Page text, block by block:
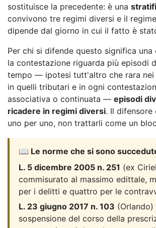
sostituisce la precedente: è una
convivono tre regimi diversi e il
dipende dal giorno in cui il fatto è
Per chi si difende questo significa una
la contestazione riguarda più episodi
tempo — ipotesi tutt'altro che rara nei
in quelli tributari e in ogni
associativa o continuata — episodi
ricadere in regimi diversi. Il difensore
uno per uno, non trattarli come un
📖 Le norme che si sono
L. 5 dicembre 2005 n. 251 (ex
commisurato al massimo edittale,
per i delitti e quattro per le
L. 23 giugno 2017 n. 103
sospensione del corso della